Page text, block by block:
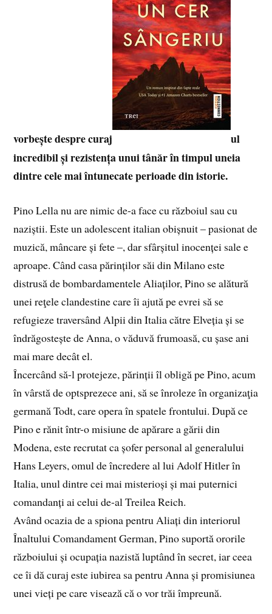
vorbește despre curaj
ul
incredibil și rezistența unui tânăr în timpul uneia
dintre cele mai întunecate perioade din istorie.
Pino Lella nu are nimic de-a face cu războiul sau cu
naziștii. Este un adolescent italian obișnuit – pasionat de
muzică, mâncare și fete –, dar sfârșitul inocenței sale e
aproape. Când casa părinților săi din Milano este
distrusă de bombardamentele Aliaților, Pino se alătură
unei reţele clandestine care îi ajută pe evrei să se
refugieze traversând Alpii din Italia către Elveția și se
îndrăgostește de Anna, o văduvă frumoasă, cu șase ani
mai mare decât el.
Încercând să-l protejeze, părinții îl obligă pe Pino, acum
în vârstă de optsprezece ani, să se înroleze în organizaţia
germană Todt, care opera în spatele frontului. După ce
Pino e rănit într-o misiune de apărare a gării din
Modena, este recrutat ca șofer personal al generalului
Hans Leyers, omul de încredere al lui Adolf Hitler în
Italia, unul dintre cei mai misterioși și mai puternici
comandanți ai celui de-al Treilea Reich.
Având ocazia de a spiona pentru Aliați din interiorul
Înaltului Comandament German, Pino suportă ororile
războiului și ocupația nazistă luptând în secret, iar ceea
ce îi dă curaj este iubirea sa pentru Anna și promisiunea
unei vieți pe care visează că o vor trăi împreună.